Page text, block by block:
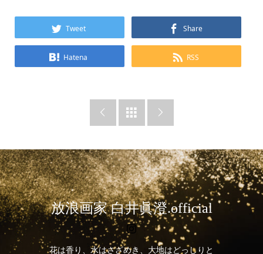
Tweet Share
Hatena RSS
  
放浪画家 白井眞澄.official
花は香り、水はさざめき、大地はどっしりと